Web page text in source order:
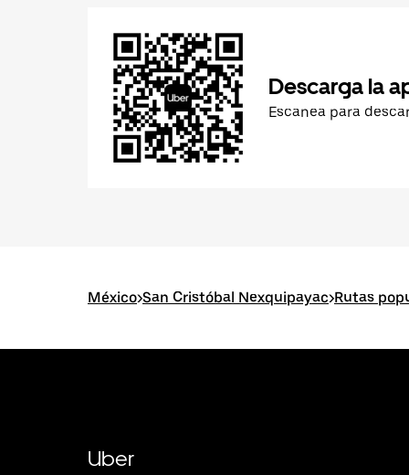
Descarga la
Escanea para
México>San Cristóbal Nexquipayac>Rutas
Uber